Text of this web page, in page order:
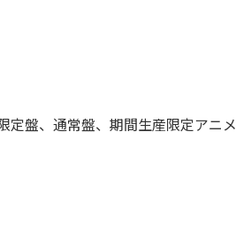
定盤、通常盤、期間生産限定アニメ